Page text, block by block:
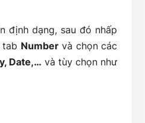
định dạng, sau đó nhấp
tab Numbervà chọn các
Date,… và tùy chọn như